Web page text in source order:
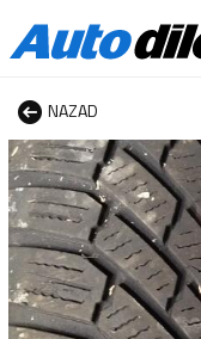
NAZAD